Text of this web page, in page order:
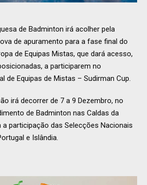
de Badminton irá acolher pela
de apuramento para a fase final do
de Equipas Mistas, que dará acesso,
a participarem no
de Equipas de Mistas – Sudirman Cup.
irá decorrer de 7 a 9 Dezembro, no
de Badminton nas Caldas da
participação das Selecções Nacionais
e Islândia.